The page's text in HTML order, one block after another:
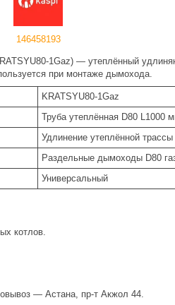
146458193
1Gaz) — утеплённый
при монтаже дымохода.
KRATSYU80-1Gaz
Труба утеплённая D80 L1000
Удлинение утеплённой трассы
Раздельные дымоходы D80
Универсальный
котлов.
— Астана, пр-т Акжол 44.